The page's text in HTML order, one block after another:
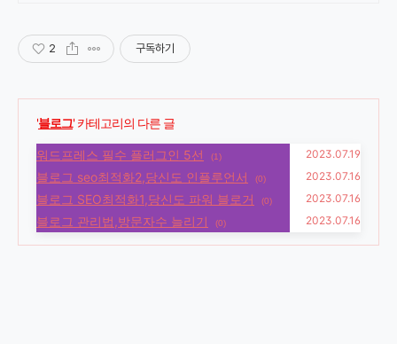
2 구독하기
'블로그' 카테고리의 다른 글
워드프레스 필수 플러그인 5선 (1) 2023.07.19
블로그 seo최적화2,당신도 인플루언서 (0) 2023.07.16
블로그 SEO최적화1,당신도 파워 블로거 (0) 2023.07.16
블로그 관리법,방문자수 늘리기 (0) 2023.07.16